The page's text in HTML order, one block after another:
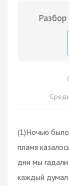
(1)Ночью было
пламя
дни мы
каждый думал